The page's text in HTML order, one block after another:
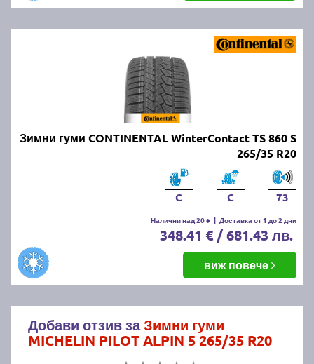
Зимни гуми CONTINENTAL WinterContact TS 860 S
265/35 R20
C C 73
Налични над 20 + | Доставка от 1 до 2 дни
348.41 € / 681.43 лв.
виж повече
Добави отзив заЗимни гуми
MICHELIN PILOT ALPIN 5 265/35 R20